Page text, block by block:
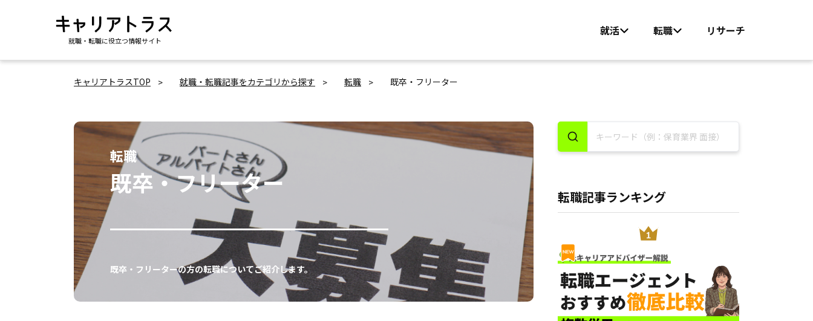
就職・転職に役立つ情報サイト
就活 転職 リサーチ
キャリアトラスTOP 就職・転職記事をカテゴリから探す 転職 既卒・フリーター
転職
既卒・フリーター
既卒・フリーターの方の転職についてご紹介します。
転職記事ランキング